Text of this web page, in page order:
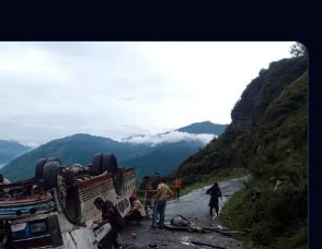
भर्ती, कॉमन
डेट फाइनल: 1
ऑनलाइन
किए जा सकते हैं
min read